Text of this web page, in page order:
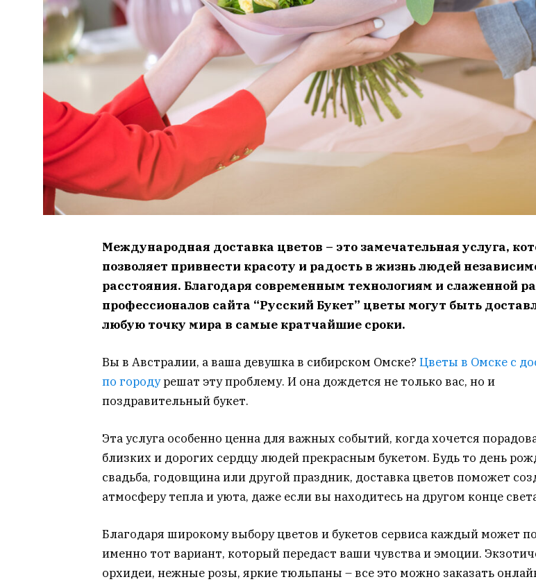
Международная доставка цветов – это замечательная услуга,
позволяет привнести красоту и радость в жизнь людей
расстояния. Благодаря современным технологиям и слаженной
профессионалов сайта “Русский Букет” цветы могут быть
любую точку мира в самые кратчайшие сроки.
Вы в Австралии, а ваша девушка в сибирском Омске? Цветы в Омске с
по городурешат эту проблему. И она дождется не только вас, но и
поздравительный букет.
Эта услуга особенно ценна для важных событий, когда хочется
близких и дорогих сердцу людей прекрасным букетом. Будь то день
свадьба, годовщина или другой праздник, доставка цветов поможет
атмосферу тепла и уюта, даже если вы находитесь на другом конце
Благодаря широкому выбору цветов и букетов сервиса каждый может
именно тот вариант, который передаст ваши чувства и эмоции.
орхидеи, нежные розы, яркие тюльпаны – все это можно заказать